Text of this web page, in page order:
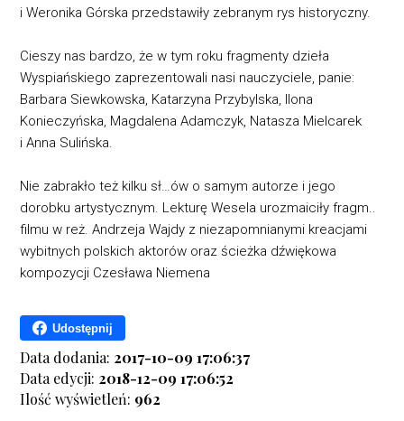
i Weronika Górska przedstawiły zebranym rys historyczny.
Cieszy nas bardzo, że w tym roku fragmenty dzieła
Wyspiańskiego zaprezentowali nasi nauczyciele, panie:
Barbara Siewkowska, Katarzyna Przybylska, Ilona
Konieczyńska, Magdalena Adamczyk, Natasza Mielcarek
i Anna Sulińska.
Nie zabrakło też kilku sł…ów o samym autorze i jego
dorobku artystycznym. Lekturę Wesela urozmaiciły fragm..
filmu w reż. Andrzeja Wajdy z niezapomnianymi kreacjami
wybitnych polskich aktorów oraz ścieżka dźwiękowa
kompozycji Czesława Niemena
Udostępnij
Data dodania: 2017-10-09 17:06:37
Data edycji: 2018-12-09 17:06:52
Ilość wyświetleń: 962